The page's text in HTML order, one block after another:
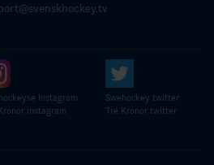
Instagram
instagram
Swehockey twitter
Tre Kronor twitter